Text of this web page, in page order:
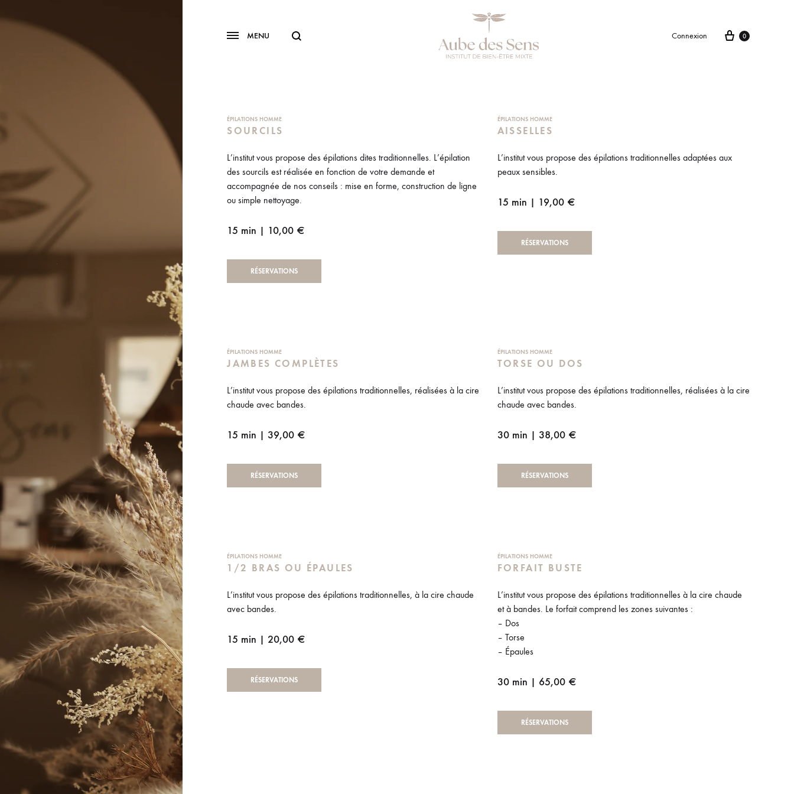
MENU Connexion 0
ÉPILATIONS HOMME
SOURCILS
L’institut vous propose des épilations dites traditionnelles. L’épilation
des sourcils est réalisée en fonction de votre demande et
accompagnée de nos conseils : mise en forme, construction de ligne
ou simple nettoyage.
15 min | 10,00 €
RÉSERVATIONS
ÉPILATIONS HOMME
AISSELLES
L’institut vous propose des épilations traditionnelles adaptées aux
peaux sensibles.
15 min | 19,00 €
RÉSERVATIONS
ÉPILATIONS HOMME
JAMBES COMPLÈTES
L’institut vous propose des épilations traditionnelles, réalisées à la cire
chaude avec bandes.
15 min | 39,00 €
RÉSERVATIONS
ÉPILATIONS HOMME
TORSE OU DOS
L’institut vous propose des épilations traditionnelles, réalisées à la cire
chaude avec bandes.
30 min | 38,00 €
RÉSERVATIONS
ÉPILATIONS HOMME
1/2 BRAS OU ÉPAULES
L’institut vous propose des épilations traditionnelles, à la cire chaude
avec bandes.
15 min | 20,00 €
RÉSERVATIONS
ÉPILATIONS HOMME
FORFAIT BUSTE
L’institut vous propose des épilations traditionnelles à la cire chaude
et à bandes. Le forfait comprend les zones suivantes :
– Dos
– Torse
– Épaules
30 min | 65,00 €
RÉSERVATIONS